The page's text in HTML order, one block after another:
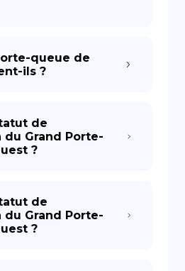
queue de
ils ?
de
Grand Porte-
?
de
Grand Porte-
?